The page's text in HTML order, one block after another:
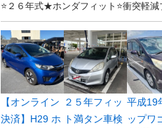
⭐２６年式★ホンダフィット⭐衝突軽
【オンライン
決済】H29 ホ
２５年フィッ
ト満タン車検
平成19
ップワ